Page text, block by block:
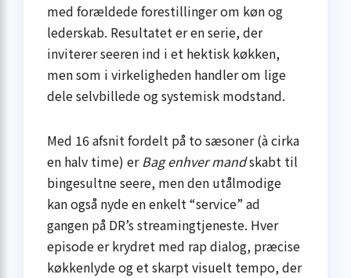
med forældede forestillinger om køn og
lederskab. Resultatet er en serie, der
inviterer seeren ind i et hektisk køkken,
men som i virkeligheden handler om lige
dele selvbillede og systemisk modstand.
Med 16 afsnit fordelt på to sæsoner (à cirka
en halv time) er Bag enhver mandskabt til
bingesultne seere, men den utålmodige
kan også nyde en enkelt “service” ad
gangen på DR’s streamingtjeneste. Hver
episode er krydret med rap dialog, præcise
køkkenlyde og et skarpt visuelt tempo, der